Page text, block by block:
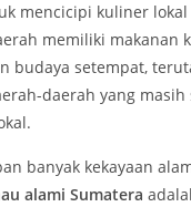
mencicipi kuliner
memiliki makanan
budaya setempat,
daerah yang masih
banyak kekayaan
alami Sumatera